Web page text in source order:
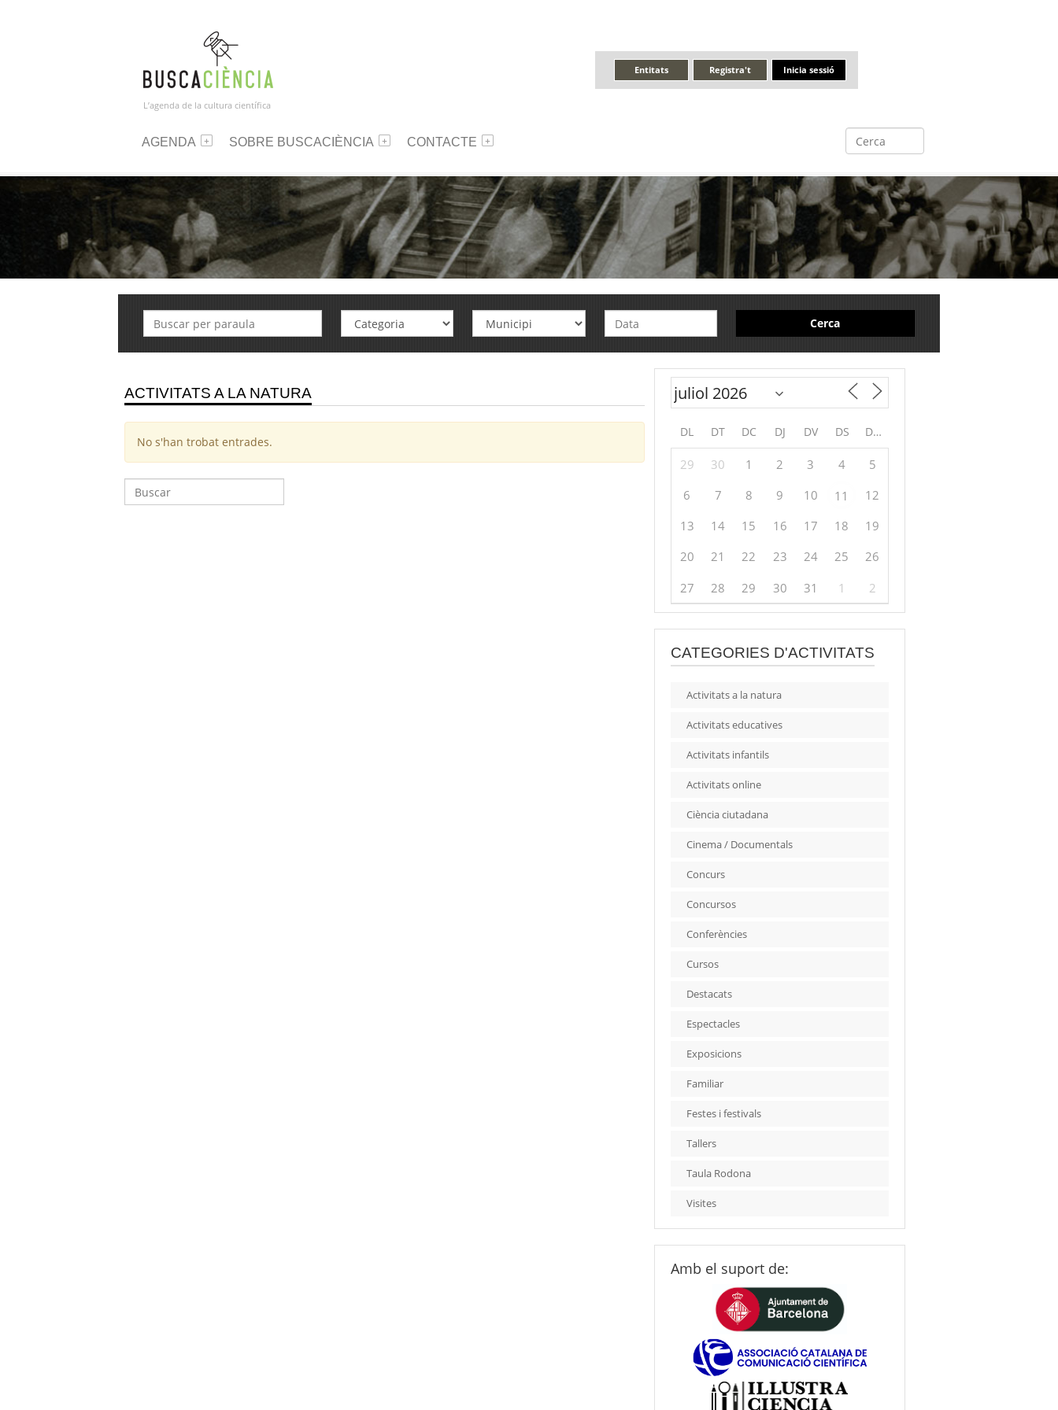
L’agenda de la cultura científica
Inicia sessió
Registra't
Entitats
AGENDA SOBRE BUSCACIÈNCIA CONTACTE
Cerca
ACTIVITATS A LA NATURA
No s'han trobat entrades.
Cerca:
DL DT DC DJ DV DS DG
29 30 1 2 3 4
5
6
7 8 9 10 11
12
13
14 15 16 17 18
19
20
21 22 23 24 25
26
27
28 29 30 31 1 2
CATEGORIES D'ACTIVITATS
Activitats a la natura
Activitats educatives
Activitats infantils
Activitats online
Ciència ciutadana
Cinema / Documentals
Concurs
Concursos
Conferències
Cursos
Destacats
Espectacles
Exposicions
Familiar
Festes i festivals
Tallers
Taula Rodona
Visites
Amb el suport de: